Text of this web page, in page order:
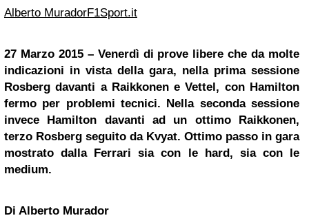
Alberto MuradorF1Sport.it
27 Marzo 2015 – Venerdì di prove libere che da molte
indicazioni in vista della gara, nella prima sessione
Rosberg davanti a Raikkonen e Vettel, con Hamilton
fermo per problemi tecnici. Nella seconda sessione
invece Hamilton davanti ad un ottimo Raikkonen,
terzo Rosberg seguito da Kvyat. Ottimo passo in gara
mostrato dalla Ferrari sia con le hard, sia con le
medium.
Di Alberto Murador